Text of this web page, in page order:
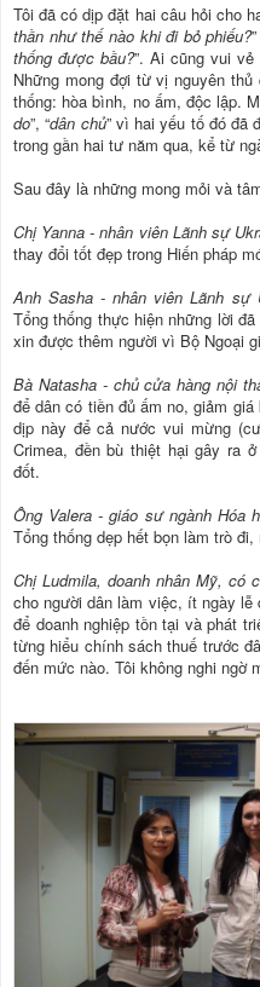
Tôi đã có dịp đặt hai câu hỏi cho
thần như thế nào khi đi bỏ phiếu?
thống được bầu?”. Ai cũng vui
Những mong đợi từ vị nguyên
thống: hòa bình, no ấm, độc lập.
do”, “dân chủ” vì hai yếu tố đó đã
trong gần hai tư năm qua, kể từ
Sau đây là những mong mỏi và
Chị Yanna - nhân viên Lãnh sự
thay đổi tốt đẹp trong Hiến pháp
Anh Sasha - nhân viên Lãnh sự
Tổng thống thực hiện những lời
xin được thêm người vì Bộ Ngoại
Bà Natasha - chủ cửa hàng nội
để dân có tiền đủ ấm no, giảm
dịp này để cả nước vui mừng
Crimea, đền bù thiệt hại gây ra
đốt.
Ông Valera - giáo sư ngành Hóa
Tổng thống dẹp hết bọn làm trò
Chị Ludmila, doanh nhân Mỹ, có
cho người dân làm việc, ít ngày lễ
để doanh nghiệp tồn tại và phát
từng hiểu chính sách thuế trước
đến mức nào. Tôi không nghi ngờ